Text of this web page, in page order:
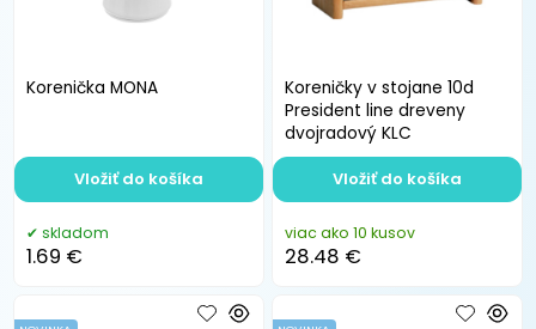
Korenička MONA
skladom
1.69 €
Vložiť do košíka
Koreničky v stojane 10d
President line dreveny
dvojradový KLC
viac ako 10 kusov
28.48 €
Vložiť do košíka